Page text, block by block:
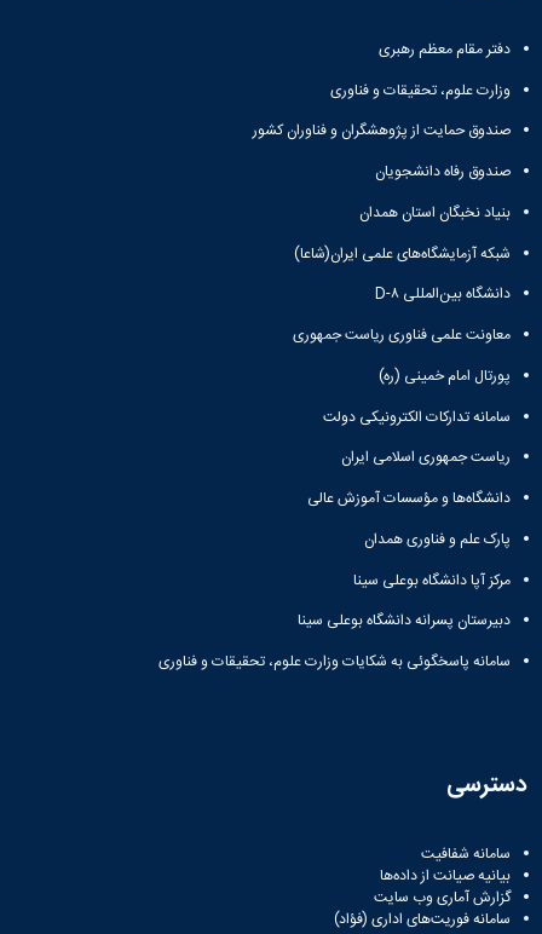
دفتر مقام معظم رهبری
وزارت علوم، تحقیقات و فناوری
صندوق حمایت از پژوهشگران و فناوران کشور
صندوق رفاه دانشجویان
بنیاد نخبگان استان همدان
شبکه آزمایشگاه‌های علمی ایران(شاعا)
دانشگاه بین‌المللی D-۸
معاونت علمی فناوری ریاست جمهوری
پورتال امام خمینی (ره)
سامانه تدارکات الکترونیکی دولت
ریاست جمهوری اسلامی ایران
دانشگاه‌ها و مؤسسات آموزش عالی
پارک علم و فناوری همدان
مرکز آپا دانشگاه بوعلی سینا
دبیرستان پسرانه دانشگاه بوعلی سینا
سامانه پاسخگوئی به شکایات وزارت علوم، تحقیقات و فناوری
دسترسی
سامانه شفافیت
بیانیه صیانت از داده‌ها
گزارش آماری وب‌ سایت
سامانه فوریت‌های اداری (فؤاد)